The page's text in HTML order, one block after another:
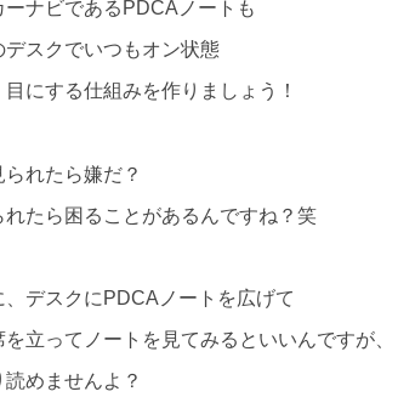
ーナビであるPDCAノートも
デスクでいつもオン状態
にする仕組みを作りましょう！
れたら嫌だ？
れたら困ることがあるんですね？笑
、デスクにPDCAノートを広げて
立ってノートを見てみるといいんですが、
読めませんよ？